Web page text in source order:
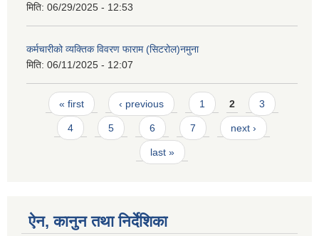
मिति: 06/29/2025 - 12:53
कर्मचारीको व्यक्तिक विवरण फाराम (सिटरोल)नमुना
मिति: 06/11/2025 - 12:07
Pages
« first ‹ previous 1 2 3
4 5 6 7 next ›
last »
ऐन, कानुन तथा निर्देशिका